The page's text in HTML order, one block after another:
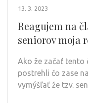
13. 3. 2023
Reagujem na
seniorov moja
Ako že začať tento
postrehli čo zase
vymýšľať že tzv.